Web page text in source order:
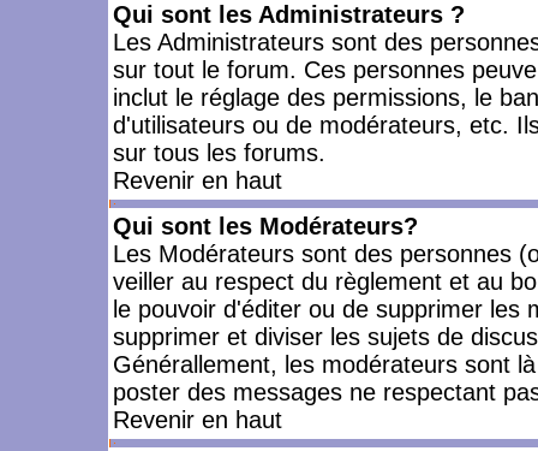
Qui sont les Administrateurs ?
Les Administrateurs sont des
sur tout le forum. Ces personnes
inclut le réglage des permissions, le
d'utilisateurs ou de modérateurs, etc.
sur tous les forums.
Revenir en haut
Qui sont les Modérateurs?
Les Modérateurs sont des personnes
veiller au respect du règlement et au
le pouvoir d'éditer ou de supprimer les
supprimer et diviser les sujets de
Générallement, les modérateurs sont
poster des messages ne respectant
Revenir en haut